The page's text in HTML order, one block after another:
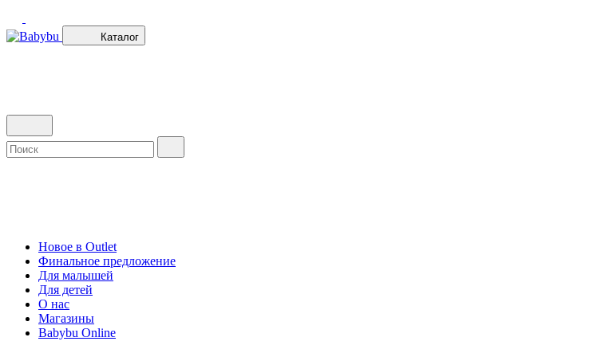
Каталог
Новое в Outlet
Финальное предложение
Для малышей
Для детей
О нас
Магазины
Babybu Online